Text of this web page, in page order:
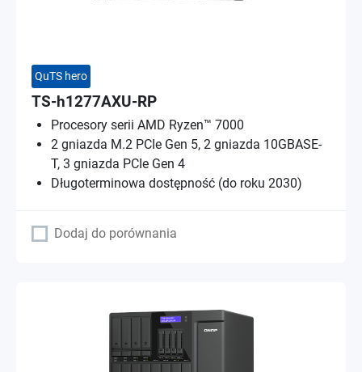
QuTS hero
TS-h1277AXU-RP
Procesory serii AMD Ryzen™ 7000
2 gniazda M.2 PCIe Gen 5, 2 gniazda 10GBASE-
T, 3 gniazda PCIe Gen 4
Długoterminowa dostępność (do roku 2030)
Dodaj do porównania